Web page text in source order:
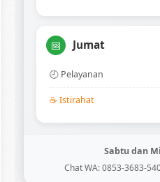
📅 Jumat
🕘 Pelayanan
☕ Istirahat
Sabtu dan
Chat WA: 0853-3683-